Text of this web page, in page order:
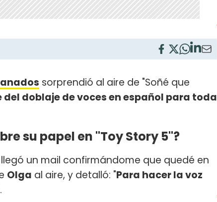
sorprendió al aire de "Soñé que
del doblaje de voces en español para toda
su papel en "Toy Story 5"?
un mail confirmándome que quedé en
Olga al aire, y detalló: "Para hacer la voz